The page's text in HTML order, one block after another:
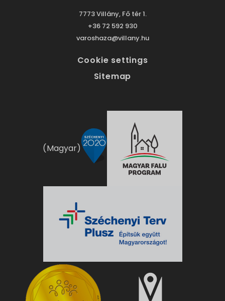
7773 Villány, Fő tér 1.
+36 72 592 930
varoshaza@villany.hu
Cookie settings
Sitemap
(Magyar)